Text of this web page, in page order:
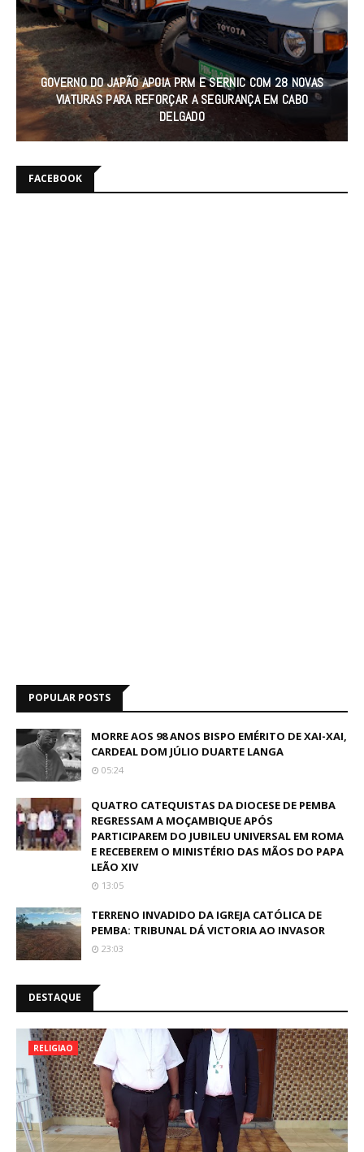
GOVERNO DO JAPÃO APOIA PRM E SERNIC COM 28 NOVAS
VIATURAS PARA REFORÇAR A SEGURANÇA EM CABO
DELGADO
FACEBOOK
POPULAR POSTS
MORRE AOS 98 ANOS BISPO EMÉRITO DE XAI-XAI,
CARDEAL DOM JÚLIO DUARTE LANGA
05:24
QUATRO CATEQUISTAS DA DIOCESE DE PEMBA
REGRESSAM A MOÇAMBIQUE APÓS
PARTICIPAREM DO JUBILEU UNIVERSAL EM ROMA
E RECEBEREM O MINISTÉRIO DAS MÃOS DO PAPA
LEÃO XIV
13:05
TERRENO INVADIDO DA IGREJA CATÓLICA DE
PEMBA: TRIBUNAL DÁ VICTORIA AO INVASOR
23:03
DESTAQUE
RELIGIAO